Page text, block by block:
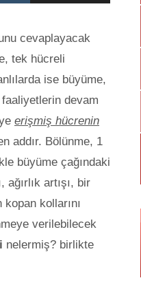
cevaplayacak
tek hücreli
ise büyüme,
devam
erişmiş hücrenin
addır. Bölünme, 1
büyüme çağındaki
artışı, bir
kollarını
verilebilecek
nelermiş? birlikte